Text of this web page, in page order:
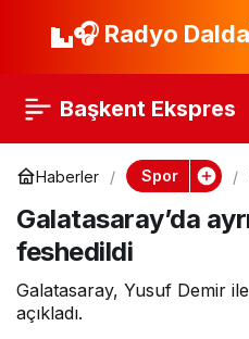
🎧 Radyo
Başkent Ekspres
Haberler Spor
Galatasaray’da
feshedildi
Galatasaray, Yusuf Demir ile
açıkladı.
Galatasaray ayrılığı